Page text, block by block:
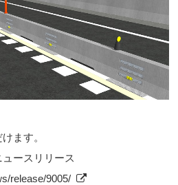
ます。
ースリリース
release/9005/